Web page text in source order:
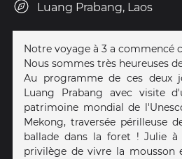
Luang Prabang, Laos
Notre voyage à 3 a commencé
Nous sommes très heureuses
Au programme de ces deux
Luang Prabang avec visite
patrimoine mondial de
Mekong, traversée périlleuse
ballade dans la foret ! Julie
privilège de vivre la mousson